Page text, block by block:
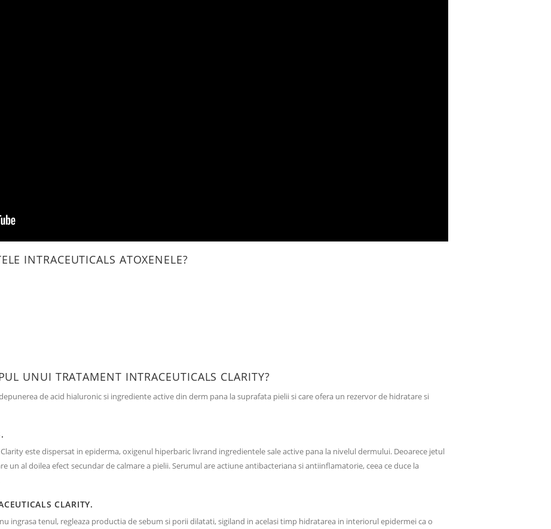
INTRACEUTICALS ATOXENELE?
UNUI TRATAMENT INTRACEUTICALS CLARITY?
de acid hialuronic si ingrediente active din derm pana la suprafata pielii si care ofera un rezervor de hidratare si
este dispersat in epiderma, oxigenul hiperbaric livrand ingredientele sale active pana la nivelul dermului. Deoarece jetul
un al doilea efect secundar de calmare a pielii. Serumul are actiune antibacteriana si antiinflamatorie, ceea ce duce la
CLARITY.
ingrasa tenul, regleaza productia de sebum si porii dilatati, sigiland in acelasi timp hidratarea in interiorul epidermei ca o